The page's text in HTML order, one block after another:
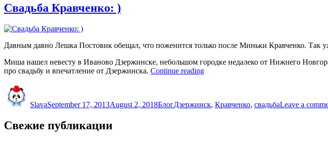
Свадьба Кравченко: )
Давным давно Лешка Постовик обещал, что поженится только после Миньки Кравченко.
Миша нашел невесту в Иваново Дзержинске, небольшом городке недалеко от Нижнего
про свадьбу и впечатление от Дзержинска. Continue reading“Свадьба
SlavaSeptember 17, 2013August 2, 2018БлогДзержинск, Кравченко, свадьбаLeave a
Свежие публикации